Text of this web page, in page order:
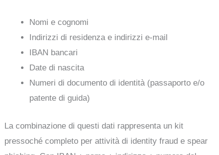
Nomi e cognomi
Indirizzi di residenza e indirizzi e-mail
IBAN bancari
Date di nascita
Numeri di documento di identità (passaporto e/o
patente di guida)
La combinazione di questi dati rappresenta un kit
pressoché completo per attività di identity fraud e spear